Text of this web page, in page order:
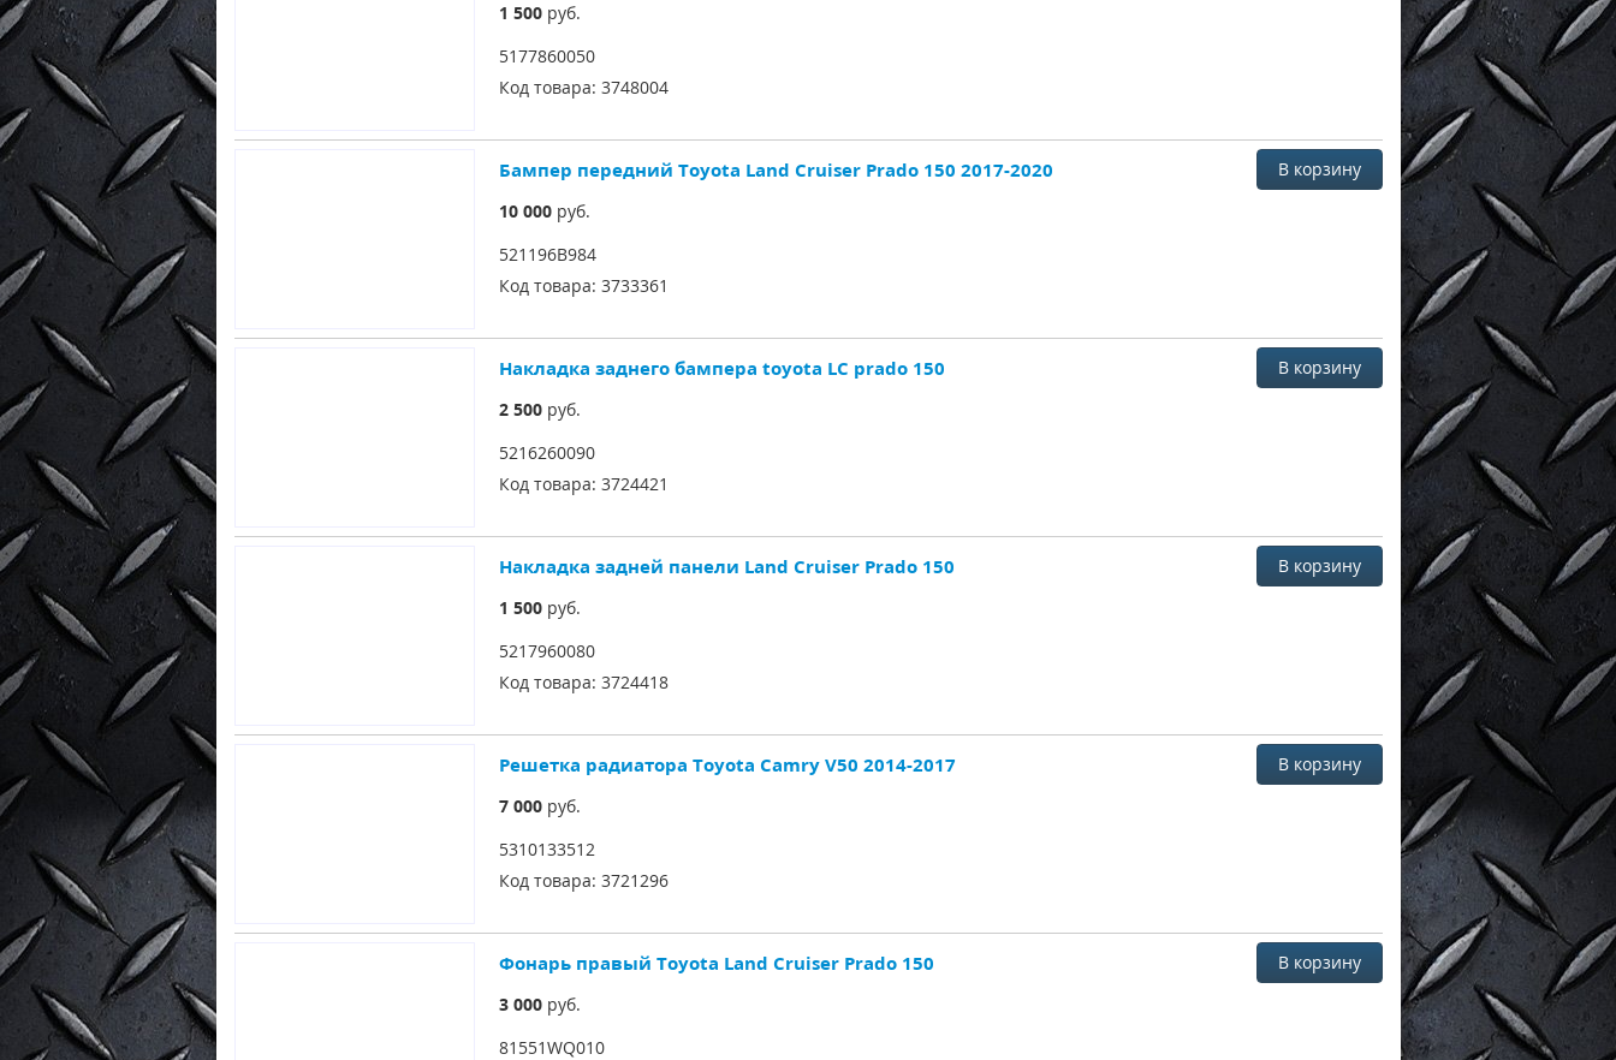
1 500руб.
5177860050
Код товара: 3748004
Бампер передний Toyota Land Cruiser Prado 150 2017-2020
10 000руб.
521196B984
Код товара: 3733361
В корзину
Накладка заднего бампера toyota LC prado 150
2 500руб.
5216260090
Код товара: 3724421
В корзину
Накладка задней панели Land Cruiser Prado 150
1 500руб.
5217960080
Код товара: 3724418
В корзину
Решетка радиатора Toyota Camry V50 2014-2017
7 000руб.
5310133512
Код товара: 3721296
В корзину
Фонарь правый Toyota Land Cruiser Prado 150
3 000руб.
81551WQ010
В корзину